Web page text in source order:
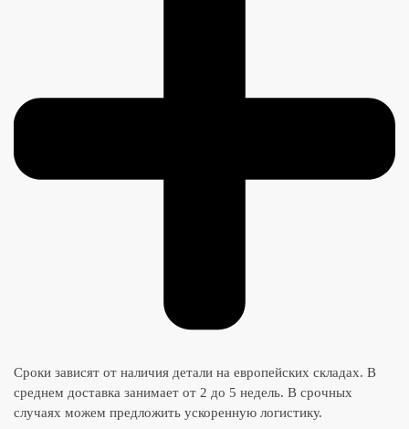
Сроки зависят от наличия детали на европейских складах. В
среднем доставка занимает от 2 до 5 недель. В срочных
случаях можем предложить ускоренную логистику.